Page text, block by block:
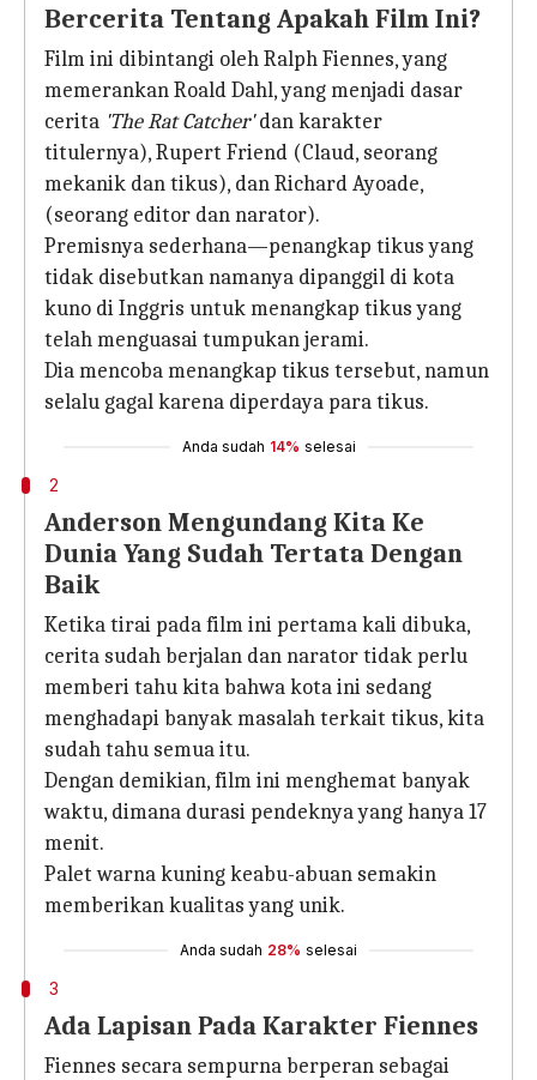
Bercerita Tentang Apakah Film Ini?
Film ini dibintangi oleh Ralph Fiennes, yang
memerankan Roald Dahl, yang menjadi dasar
cerita 'The Rat Catcher'dan karakter
titulernya), Rupert Friend (Claud, seorang
mekanik dan tikus), dan Richard Ayoade,
(seorang editor dan narator).
Premisnya sederhana—penangkap tikus yang
tidak disebutkan namanya dipanggil di kota
kuno di Inggris untuk menangkap tikus yang
telah menguasai tumpukan jerami.
Dia mencoba menangkap tikus tersebut, namun
selalu gagal karena diperdaya para tikus.
Anda sudah 14% selesai
2
Anderson Mengundang Kita Ke
Dunia Yang Sudah Tertata Dengan
Baik
Ketika tirai pada film ini pertama kali dibuka,
cerita sudah berjalan dan narator tidak perlu
memberi tahu kita bahwa kota ini sedang
menghadapi banyak masalah terkait tikus, kita
sudah tahu semua itu.
Dengan demikian, film ini menghemat banyak
waktu, dimana durasi pendeknya yang hanya 17
menit.
Palet warna kuning keabu-abuan semakin
memberikan kualitas yang unik.
Anda sudah 28% selesai
3
Ada Lapisan Pada Karakter Fiennes
Fiennes secara sempurna berperan sebagai